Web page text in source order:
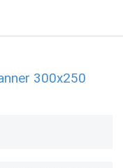
300x250